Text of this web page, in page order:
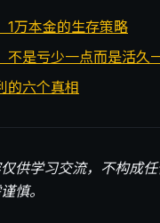
1万本金的生存策略
不是亏少一点而是活久
的六个真相
供学习交流，不构成任
慎。